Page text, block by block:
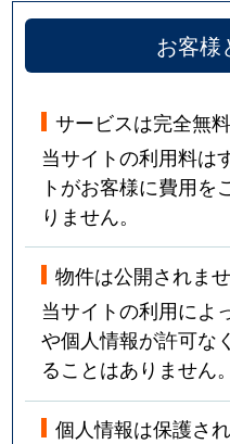
お客様
サービスは完全無料
当サイトの利用料は
トがお客様に費用を
りません。
物件は公開されま
当サイトの利用によ
や個人情報が許可な
ることはありません。
個人情報は保護さ